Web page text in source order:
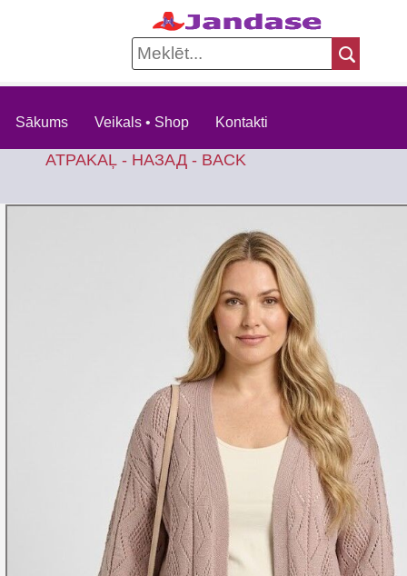
Sākums Veikals • Shop Kontakti
ATPAKAĻ - НАЗАД - BACK